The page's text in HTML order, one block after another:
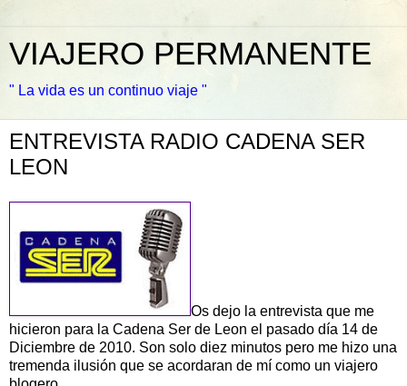
VIAJERO PERMANENTE
" La vida es un continuo viaje "
ENTREVISTA RADIO CADENA SER
LEON
Os dejo la entrevista que me
hicieron para la Cadena Ser de Leon el pasado día 14 de
Diciembre de 2010. Son solo diez minutos pero me hizo una
tremenda ilusión que se acordaran de mí como un viajero